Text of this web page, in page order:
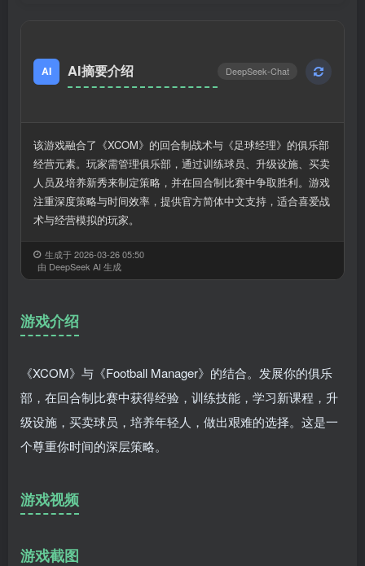
AI AI摘要介绍 DeepSeek-Chat
该游戏融合了《XCOM》的回合制战术与《足球经理》的俱乐部
经营元素。玩家需管理俱乐部，通过训练球员、升级设施、买卖
人员及培养新秀来制定策略，并在回合制比赛中争取胜利。游戏
注重深度策略与时间效率，提供官方简体中文支持，适合喜爱战
术与经营模拟的玩家。
生成于 2026-03-26 05:50
由 DeepSeek AI 生成
游戏介绍
《XCOM》与《Football Manager》的结合。发展你的俱乐
部，在回合制比赛中获得经验，训练技能，学习新课程，升
级设施，买卖球员，培养年轻人，做出艰难的选择。这是一
个尊重你时间的深层策略。
游戏视频
游戏截图